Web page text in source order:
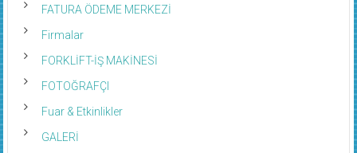
FATURA ÖDEME MERKEZİ
Firmalar
FORKLİFT-İŞ MAKİNESİ
FOTOĞRAFÇI
Fuar & Etkinlikler
GALERİ